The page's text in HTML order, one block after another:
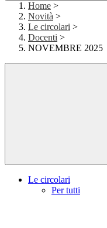
Home >
Novità >
Le circolari >
Docenti >
NOVEMBRE 2025
Le circolari
Per tutti